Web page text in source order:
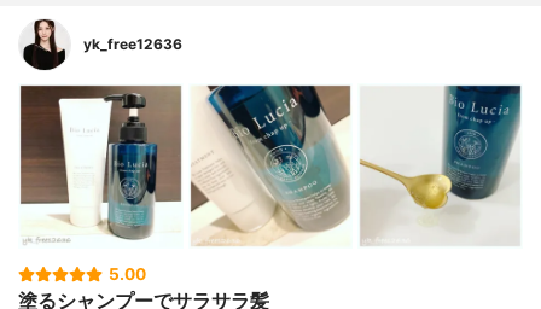
yk_free12636
5.00
塗るシャンプーでサラサラ髪